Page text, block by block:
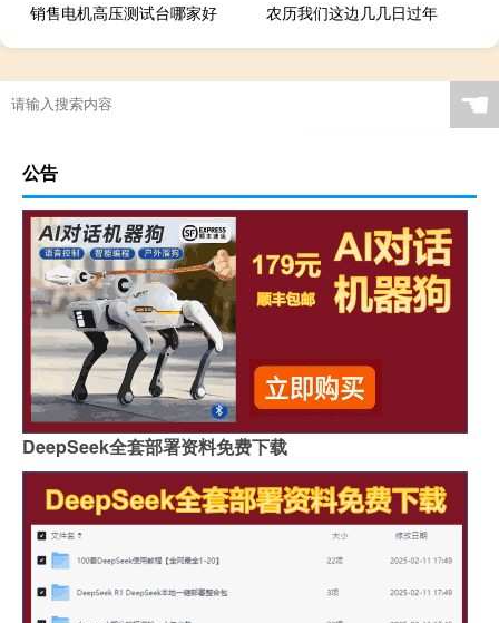
销售电机高压测试台哪家好
农历我们这边几几日过年
☚
公告
DeepSeek全套部署资料免费下载